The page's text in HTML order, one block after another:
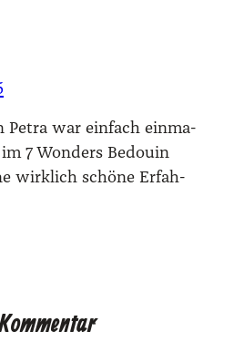
Petra war ein­fach ein­ma­
7 Won­ders Bedouin
wirk­lich schö­ne Erfah­